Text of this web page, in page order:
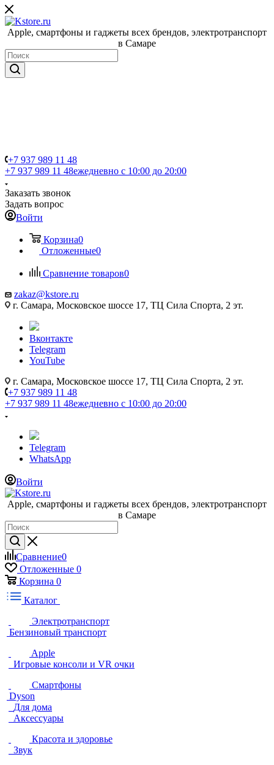
Apple, cмартфоны и гаджеты всех брендов, электротранспорт
в Самаре
+7 937 989 11 48
+7 937 989 11 48ежедневно с 10:00 до 20:00
Заказать звонок
Задать вопрос
Войти
Корзина0
Отложенные0
Сравнение товаров0
zakaz@kstore.ru
г. Самара, Московское шоссе 17, ТЦ Сила Спорта, 2 эт.
Вконтакте
Telegram
YouTube
г. Самара, Московское шоссе 17, ТЦ Сила Спорта, 2 эт.
+7 937 989 11 48
+7 937 989 11 48ежедневно с 10:00 до 20:00
Telegram
WhatsApp
Войти
Apple, cмартфоны и гаджеты всех брендов, электротранспорт
в Самаре
Сравнение0
Отложенные 0
Корзина 0
Каталог
Электротранспорт
Бензиновый транспорт
Apple
Игровые консоли и VR очки
Смартфоны
Dyson
Для дома
Аксессуары
Красота и здоровье
Звук